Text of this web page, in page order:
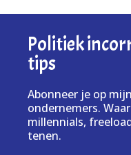
Politiek
tips
Abonneer je op
ondernemers.
millennials,
tenen.